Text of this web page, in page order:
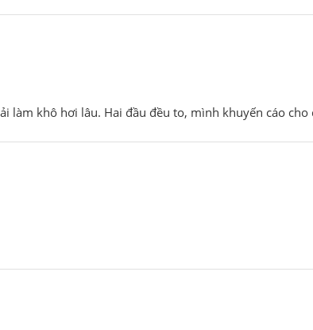
làm khô hơi lâu. Hai đầu đều to, mình khuyến cáo cho